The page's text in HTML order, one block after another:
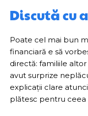
Discută cu
Poate cel mai bun
financiară e să
directă: familiile
avut surprize
explicații clare
plătesc pentru ceea